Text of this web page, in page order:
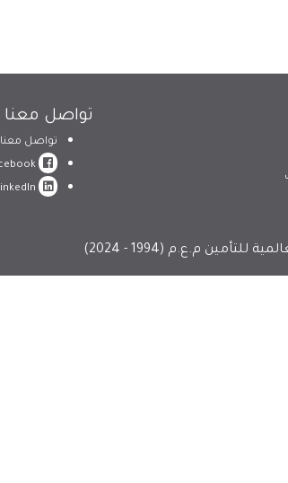
تواصل معنا
تواصل معنا
Facebook
م.ع.م (1994 - 2024)